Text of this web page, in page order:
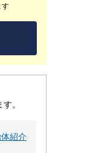
す
。
体紹介